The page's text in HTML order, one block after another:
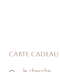
Carte cadeau